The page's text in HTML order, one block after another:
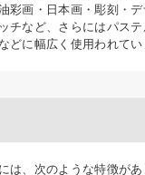
彩画・日本画・彫刻・
チなど、さらにはパス
どに幅広く使用われてい
は、次のような特徴があ